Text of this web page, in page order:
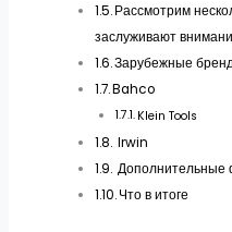
Рассмотрим
заслуживают
Зарубежные
Bahco
Klein Tools
Irwin
Дополнительные
Что в итоге